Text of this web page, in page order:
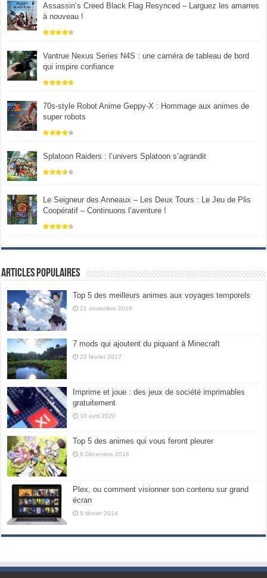
Assassin’s Creed Black Flag Resynced – Larguez les amarres
à nouveau !
Vantrue Nexus Series N4S : une caméra de tableau de bord
qui inspire confiance
70s-style Robot Anime Geppy-X : Hommage aux animes de
super robots
Splatoon Raiders : l’univers Splatoon s’agrandit
Le Seigneur des Anneaux – Les Deux Tours : Le Jeu de Plis
Coopératif – Continuons l’aventure !
Articles populaires
Top 5 des meilleurs animes aux voyages temporels
21 novembre 2018
7 mods qui ajoutent du piquant à Minecraft
20 février 2017
Imprime et joue : des jeux de société imprimables
gratuitement
10 avril 2020
Top 5 des animes qui vous feront pleurer
8 Décembre 2018
Plex, ou comment visionner son contenu sur grand
écran
5 février 2014